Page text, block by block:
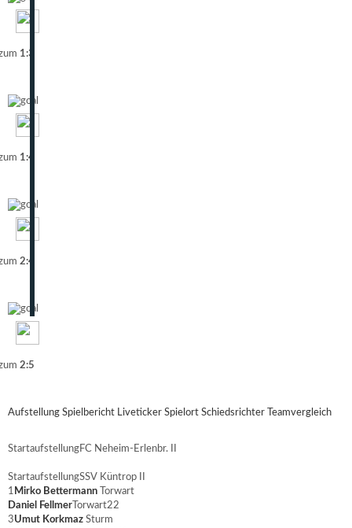
1:3
1:4
2:4
2:5
Aufstellung Spielbericht Liveticker Spielort Schiedsrichter Teamvergleich
StartaufstellungFC Neheim-Erlenbr. II
StartaufstellungSSV Küntrop II
1 Mirko Bettermann
Torwart
Daniel Fellmer Torwart22
3Umut Korkmaz Sturm